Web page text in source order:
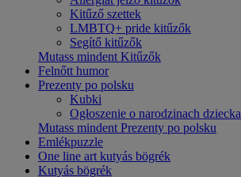
Kitűző szettek
LMBTQ+ pride kitűzők
Segítő kitűzők
Mutass mindent Kitűzők
Felnőtt humor
Prezenty po polsku
Kubki
Ogłoszenie o narodzinach dziecka
Mutass mindent Prezenty po polsku
Emlékpuzzle
One line art kutyás bögrék
Kutyás bögrék